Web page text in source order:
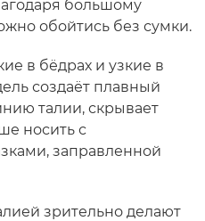
большому
обойтись без сумки.
в бёдрах и узкие в
создаёт плавный
талии, скрывает
носить с
заправленной
зрительно делают